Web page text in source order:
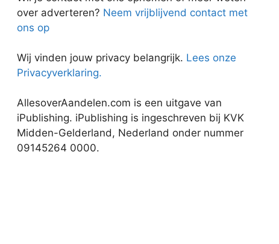
over adverteren? Neem vrijblijvend contact met
ons op
Wij vinden jouw privacy belangrijk. Lees onze
Privacyverklaring.
AllesoverAandelen.com is een uitgave van
iPublishing. iPublishing is ingeschreven bij KVK
Midden-Gelderland, Nederland onder nummer
09145264 0000.